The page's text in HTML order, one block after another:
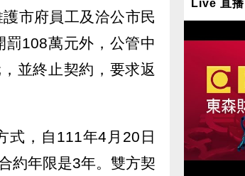
市府員工及洽公市民
108萬元外，公管中
並終止契約，要求返
式，自111年4月20日
約年限是3年。雙方契
Live 直播